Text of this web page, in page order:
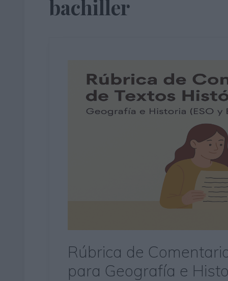
bachiller
Rúbrica de
para Geografía e